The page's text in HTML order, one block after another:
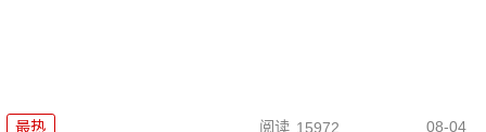
最热 阅读 15972 08-04